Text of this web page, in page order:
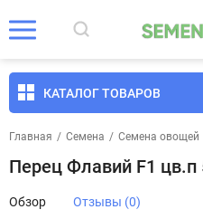
КАТАЛОГ ТОВАРОВ
Главная / Семена / Семена овощей
Перец Флавий F1
Обзор Отзывы (0)